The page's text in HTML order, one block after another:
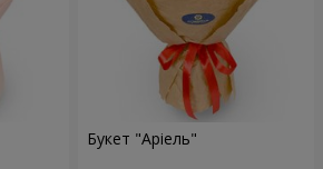
Букет "Аріель"